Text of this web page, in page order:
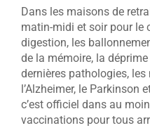
Dans les maisons de
matin-midi et soir pour le
digestion, les
de la mémoire, la
dernières pathologies,
l’Alzheimer, le Parkinson
c’est officiel dans au
vaccinations pour tous